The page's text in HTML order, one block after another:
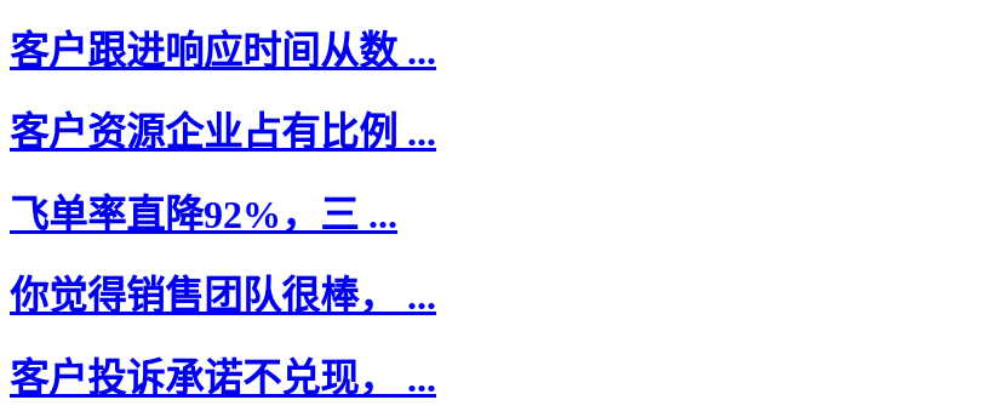
客户跟进响应时间从数 ...
客户资源企业占有比例 ...
飞单率直降92%，三 ...
你觉得销售团队很棒， ...
客户投诉承诺不兑现， ...